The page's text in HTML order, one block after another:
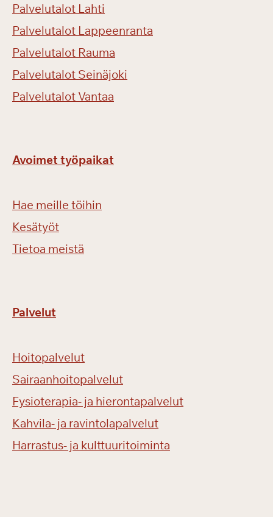
Palvelutalot Lahti
Palvelutalot Lappeenranta
Palvelutalot Rauma
Palvelutalot Seinäjoki
Palvelutalot Vantaa
Avoimet työpaikat
Hae meille töihin
Kesätyöt
Tietoa meistä
Palvelut
Hoitopalvelut
Sairaanhoitopalvelut
Fysioterapia- ja hierontapalvelut
Kahvila- ja ravintolapalvelut
Harrastus- ja kulttuuritoiminta